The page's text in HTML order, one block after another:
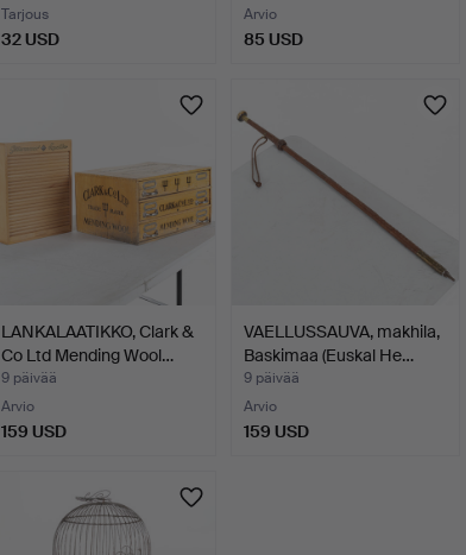
Tarjous
32 USD
Arvio
85 USD
LANKALAATIKKO, Clark &
Co Ltd Mending Wool…
9 päivää
Arvio
159 USD
VAELLUSSAUVA, makhila,
Baskimaa (Euskal He…
9 päivää
Arvio
159 USD